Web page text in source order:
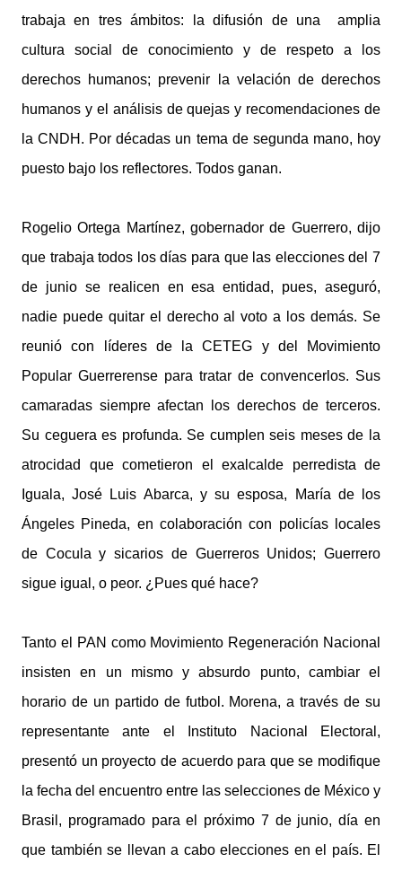
trabaja en tres ámbitos: la difusión de una amplia
cultura social de conocimiento y de respeto a los
derechos humanos; prevenir la velación de derechos
humanos y el análisis de quejas y recomendaciones de
la CNDH. Por décadas un tema de segunda mano, hoy
puesto bajo los reflectores. Todos ganan.
Rogelio Ortega Martínez, gobernador de Guerrero, dijo
que trabaja todos los días para que las elecciones del 7
de junio se realicen en esa entidad, pues, aseguró,
nadie puede quitar el derecho al voto a los demás. Se
reunió con líderes de la CETEG y del Movimiento
Popular Guerrerense para tratar de convencerlos. Sus
camaradas siempre afectan los derechos de terceros.
Su ceguera es profunda. Se cumplen seis meses de la
atrocidad que cometieron el exalcalde perredista de
Iguala, José Luis Abarca, y su esposa, María de los
Ángeles Pineda, en colaboración con policías locales
de Cocula y sicarios de Guerreros Unidos; Guerrero
sigue igual, o peor. ¿Pues qué hace?
Tanto el PAN como Movimiento Regeneración Nacional
insisten en un mismo y absurdo punto, cambiar el
horario de un partido de futbol. Morena, a través de su
representante ante el Instituto Nacional Electoral,
presentó un proyecto de acuerdo para que se modifique
la fecha del encuentro entre las selecciones de México y
Brasil, programado para el próximo 7 de junio, día en
que también se llevan a cabo elecciones en el país. El